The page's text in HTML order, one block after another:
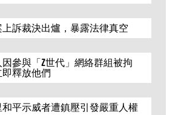
訴裁決出爐，暴露法律真空
參與「Z世代」網絡群組被拘
釋放他們
平示威者遭鎮壓引發嚴重人權